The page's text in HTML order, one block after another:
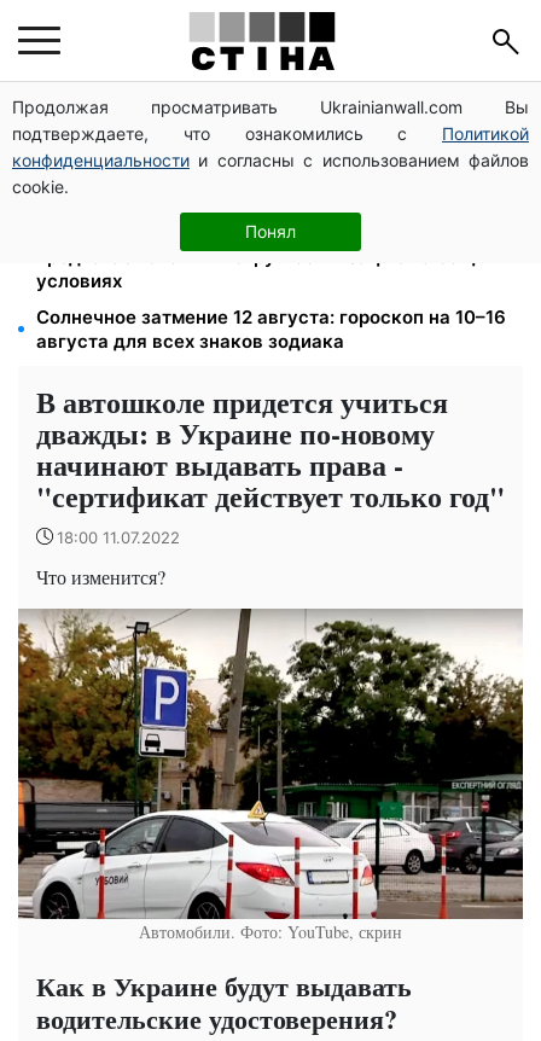
Продолжая просматривать Ukrainianwall.com Вы
подтверждаете, что ознакомились с Политикой
конфиденциальности и согласны с использованием файлов
cookie.
Понял
Тариф 2,64 грн за киловатт с 1 октября: владельцы
электроотопления будут платить на 39% меньше
Среда 12 августа — самый опасный день недели:
что можно и нельзя делать с 10 по 16 августа
Федоров уволен и без бронирования: Камельчук
предлагает экс-министру мобилизацию на общих
условиях
Солнечное затмение 12 августа: гороскоп на 10–16
августа для всех знаков зодиака
В автошколе придется учиться
дважды: в Украине по-новому
начинают выдавать права -
"сертификат действует только год"
18:00 11.07.2022
Что изменится?
Автомобили. Фото: YouTube, скрин
Как в Украине будут выдавать
водительские удостоверения?